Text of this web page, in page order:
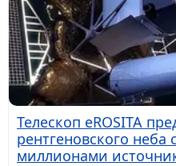
Телескоп eROSITA
рентгеновского
миллионами